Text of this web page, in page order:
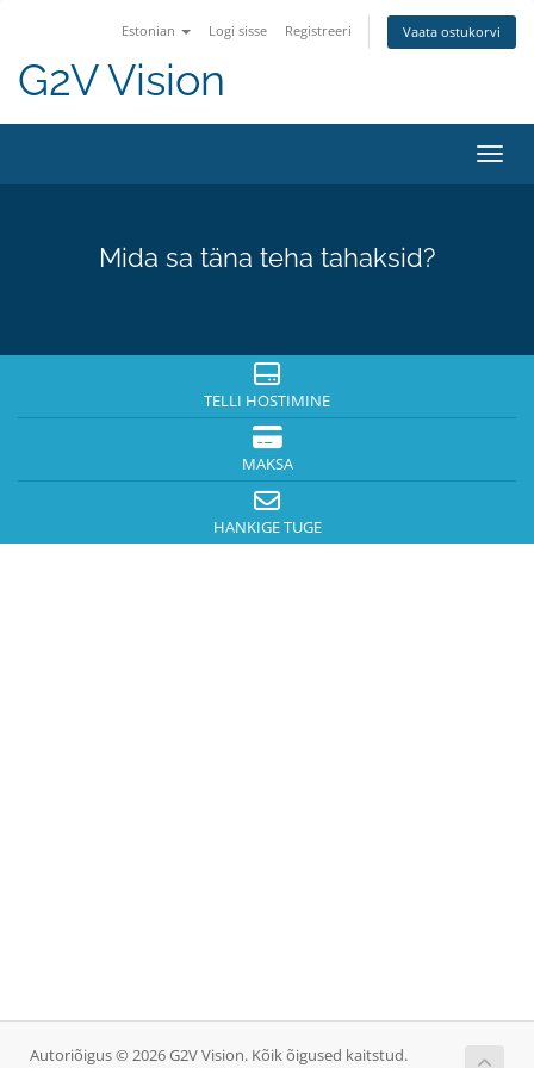
Estonian Logi sisse Registreeri Vaata ostukorvi
G2V Vision
Mida sa täna teha tahaksid?
TELLI HOSTIMINE
MAKSA
HANKIGE TUGE
Autoriõigus © 2026 G2V Vision. Kõik õigused kaitstud.